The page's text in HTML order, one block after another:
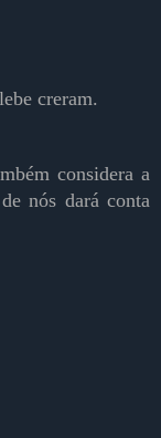
creram.
considera a
nós dará conta